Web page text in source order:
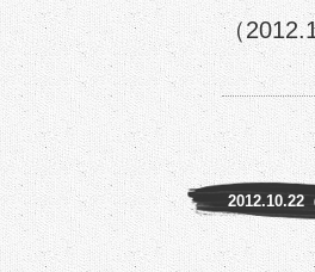
（
2012.10.22